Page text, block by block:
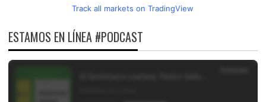
Track all markets on TradingView
ESTAMOS EN LÍNEA #PODCAST